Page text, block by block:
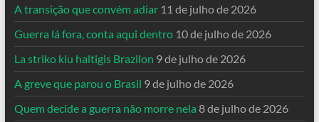
A transição que convém adiar 11 de julho de 2026
Guerra lá fora, conta aqui dentro 10 de julho de 2026
La striko kiu haltigis Brazilon 9 de julho de 2026
A greve que parou o Brasil 9 de julho de 2026
Quem decide a guerra não morre nela 8 de julho de 2026